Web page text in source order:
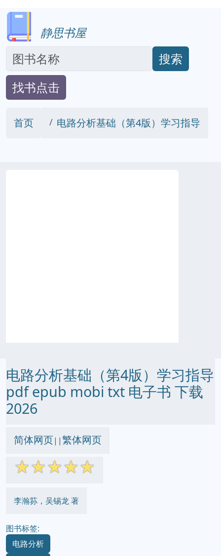
静思书屋
搜索
找书点击
首页 电路分析基础（第4版）学习指导
电路分析基础（第4版）学习指导
pdf epub mobi txt 电子书 下载
2026
简体网页||繁体网页
☆☆☆☆☆
李瀚荪，吴锡龙 著
图书标签:
电路分析